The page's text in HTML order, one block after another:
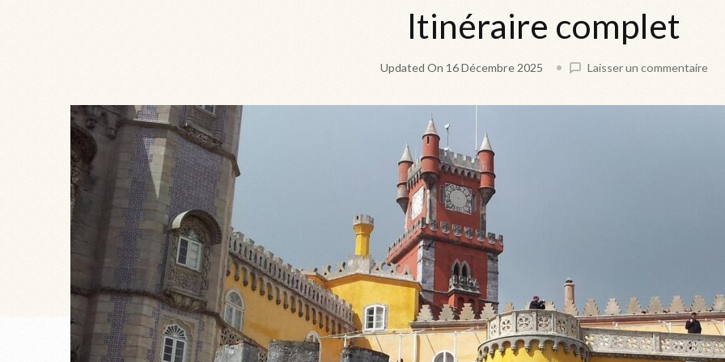
Itinéraire complet
Updated On 16 Décembre 2025 Laisser un commentaireon